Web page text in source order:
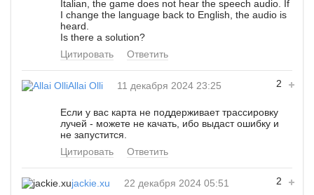
Italian, the game does not hear the speech audio. If
I change the language back to English, the audio is
heard.
Is there a solution?
Цитировать
Ответить
2
Allai Olli 11 декабря 2024 23:25
Если у вас карта не поддерживает трассировку
лучей - можете не качать, ибо выдаст ошибку и
не запустится.
Цитировать
Ответить
2
jackie.xu 22 декабря 2024 05:51